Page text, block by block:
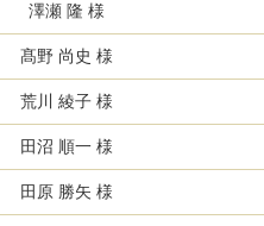
澤瀬 隆 様
髙野 尚史 様
荒川 綾子 様
田沼 順一 様
田原 勝矢 様